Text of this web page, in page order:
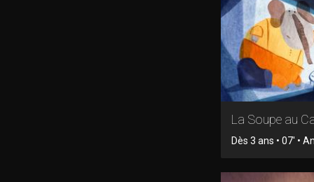
La Soupe au
Dès 3 ans • 07' •